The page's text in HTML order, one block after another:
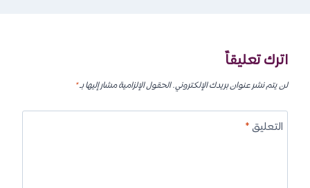
اترك تعليقاً
لن يتم نشر عنوان بريدك الإلكتروني.الحقول الإلزامية مشار إليها بـ*
التعليق*